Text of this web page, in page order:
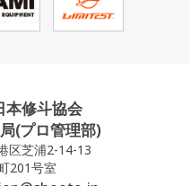
本修斗協会
(プロ管理部)
区芝浦2-14-13
201号室